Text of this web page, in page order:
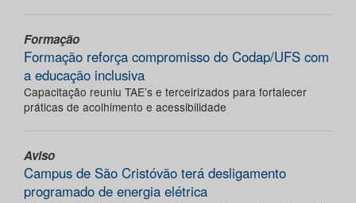
Formação
Formação reforça compromisso do Codap/UFS com
a educação inclusiva
Capacitação reuniu TAE’s e terceirizados para fortalecer
práticas de acolhimento e acessibilidade
Aviso
Campus de São Cristóvão terá desligamento
programado de energia elétrica